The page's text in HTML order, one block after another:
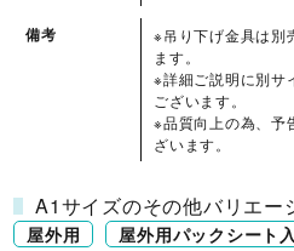
備考
※吊り下げ金具は別
ます。
※詳細ご説明に別サ
ございます。
※品質向上の為、予
ざいます。
A1サイズのその他バリエー
屋外用 屋外用パックシート入